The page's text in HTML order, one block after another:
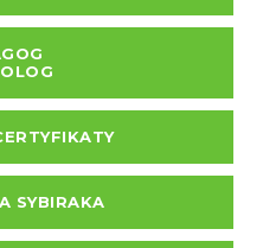
SYBIRAKA